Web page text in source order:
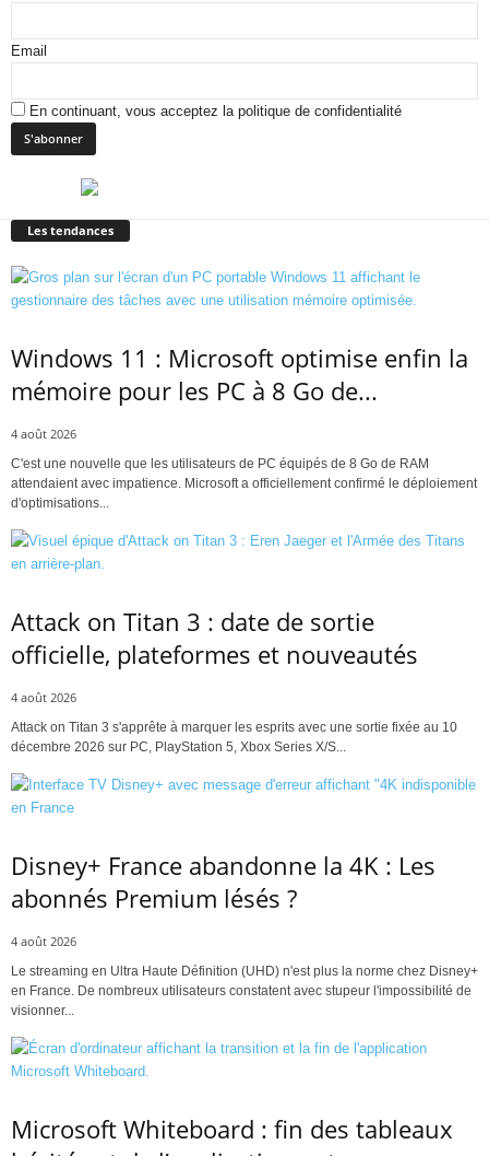
Email
En continuant, vous acceptez la politique de confidentialité
Les tendances
Windows 11 : Microsoft optimise enfin la
mémoire pour les PC à 8 Go de...
4 août 2026
C'est une nouvelle que les utilisateurs de PC équipés de 8 Go de RAM
attendaient avec impatience. Microsoft a officiellement confirmé le déploiement
d'optimisations...
Attack on Titan 3 : date de sortie
officielle, plateformes et nouveautés
4 août 2026
Attack on Titan 3 s'apprête à marquer les esprits avec une sortie fixée au 10
décembre 2026 sur PC, PlayStation 5, Xbox Series X/S...
Disney+ France abandonne la 4K : Les
abonnés Premium lésés ?
4 août 2026
Le streaming en Ultra Haute Définition (UHD) n'est plus la norme chez Disney+
en France. De nombreux utilisateurs constatent avec stupeur l'impossibilité de
visionner...
Microsoft Whiteboard : fin des tableaux